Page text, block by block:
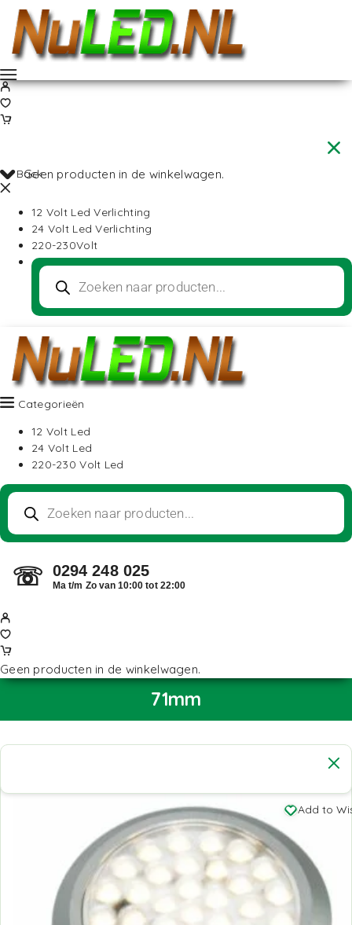
Geen producten in de winkelwagen.
Back
12 Volt Led Verlichting
24 Volt Led Verlichting
220-230Volt
Categorieën
12 Volt Led
24 Volt Led
220-230 Volt Led
☏ 0294 248 025
Ma t/m Zo van 10:00 tot 22:00
Geen producten in de winkelwagen.
71mm
Add to